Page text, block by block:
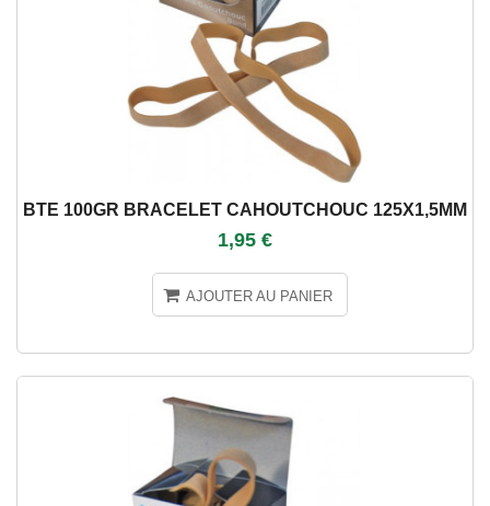
BTE 100GR BRACELET CAHOUTCHOUC 125X1,5MM
1,95 €
AJOUTER AU PANIER